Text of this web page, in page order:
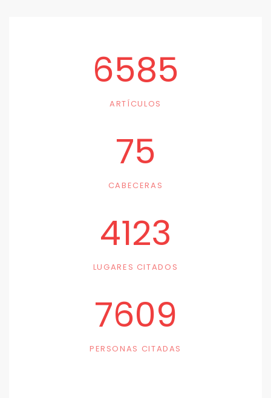
6585
ARTÍCULOS
75
CABECERAS
4123
LUGARES CITADOS
7609
PERSONAS CITADAS